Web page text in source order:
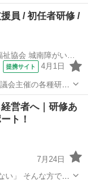
員 / 初任者研修 /
社会福祉法人福岡市身体障害者福祉協会 城南障がい者フレンドホーム
提携サイト 4月1日
会主催の各種研修
営者へ｜研修あ
ト！
7月24日
い」 そんな方で